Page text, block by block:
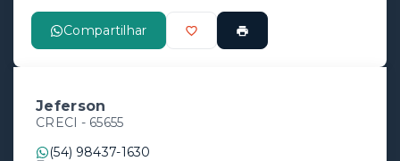
Compartilhar
Jeferson
CRECI - 65655
(54) 98437-1630